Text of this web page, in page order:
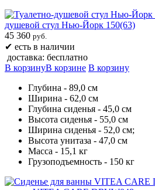
душевой стул Нью-Йорк 150(63)
45 360 руб.
✔ есть в наличии
доставка: бесплатно
В корзинуВ корзине В корзину
Глубина - 89,0 см
Ширина - 62,0 см
Глубина сиденья - 45,0 см
Высота сиденья - 55,0 см
Ширина сиденья - 52,0 см;
Высота унитаза - 47,0 см
Масса - 15,1 кг
Грузоподъемность - 150 кг